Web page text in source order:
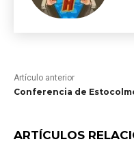
Artículo anterior
Conferencia de
ARTÍCULOS